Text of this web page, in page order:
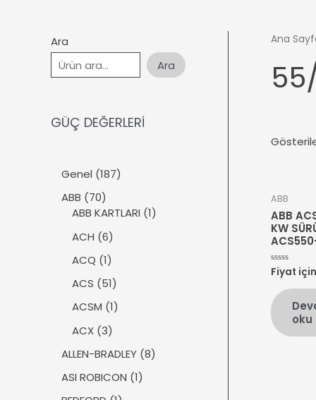
Ara
Ara
GÜÇ DEĞERLERİ
Genel 1871
ü
ABB 707
0
ü
r
ü
n
ABB KARTLARI 11
ACH 66
ü
r
ü
n
ACQ 11
ü
r
ü
ACS 515
1
ü
n
ACSM 11
ü
ACX 33
r
ü
n
ALLEN-BRADLEY 88
ASI ROBICON 11
Ana
ABB
ABB
KW
5
üzerinden
oy
aldı
Fiyat için
oku